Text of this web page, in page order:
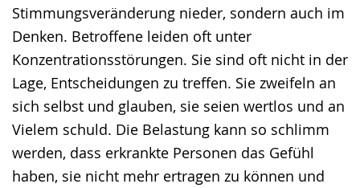
Stimmungsveränderung nieder, sondern auch im
Denken. Betroffene leiden oft unter
Konzentrationsstörungen. Sie sind oft nicht in der
Lage, Entscheidungen zu treffen. Sie zweifeln an
sich selbst und glauben, sie seien wertlos und an
Vielem schuld. Die Belastung kann so schlimm
werden, dass erkrankte Personen das Gefühl
haben, sie nicht mehr ertragen zu können und